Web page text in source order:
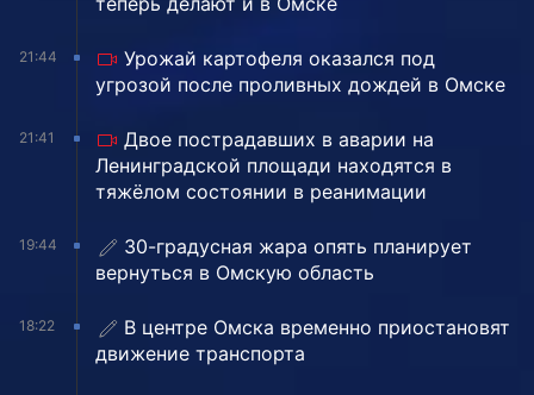
21:44
Урожай картофеля оказался под
угрозой после проливных дождей в Омске
21:41
Двое пострадавших в аварии на
Ленинградской площади находятся в
тяжёлом состоянии в реанимации
19:44
30-градусная жара опять планирует
вернуться в Омскую область
18:22
В центре Омска временно приостановят
движение транспорта